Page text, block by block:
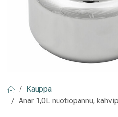
Kauppa
Anar 1,0L nuotiopannu,